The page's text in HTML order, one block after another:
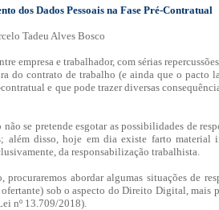
dos Dados Pessoais na Fase Pré-Contratual
Tadeu Alves Bosco
empresa e trabalhador, com sérias
do contrato de trabalho (e ainda que o pacto
contratual e que pode trazer diversas
não se pretende esgotar as possibilidades de
além disso, hoje em dia existe farto
da responsabilização trabalhista.
procuraremos abordar algumas situações de
sob o aspecto do Direito Digital, mais
nº 13.709/2018).